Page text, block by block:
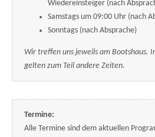
Wiedereinsteiger (nach
Samstags um 09:00 Uhr (nach
Sonntags (nach Absprache)
Wir treffen uns jeweils am Bootshaus.
gelten zum Teil andere Zeiten.
Termine:
Alle Termine sind dem aktuellen